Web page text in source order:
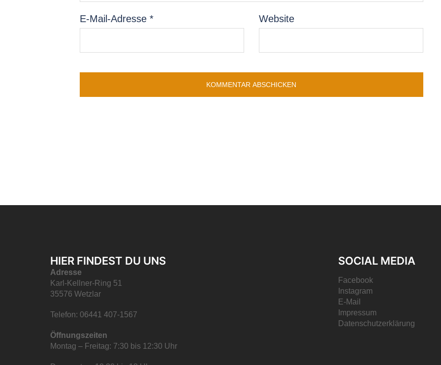
E-Mail-Adresse * Website
HIER FINDEST DU UNS
Adresse
Karl-Kellner-Ring 51
35576 Wetzlar
Telefon: 06441 407-1567
Öffnungszeiten
Montag – Freitag: 7:30 bis 12:30 Uhr
SOCIAL MEDIA
Facebook
Instagram
E-Mail
Impressum
Datenschutzerklärung